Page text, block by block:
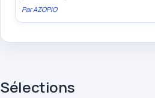
ParAZOPIO
Sélections